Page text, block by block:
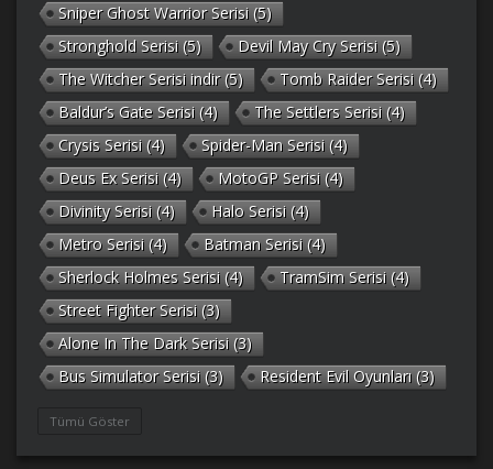
Sniper Ghost Warrior Serisi (5)
Stronghold Serisi (5) Devil May Cry Serisi (5)
The Witcher Serisi indir(5) Tomb Raider Serisi (4)
Baldur’s Gate Serisi (4) The Settlers Serisi (4)
Crysis Serisi (4) Spider-Man Serisi (4)
Deus Ex Serisi (4) MotoGP Serisi (4)
Divinity Serisi (4) Halo Serisi (4)
Metro Serisi (4) Batman Serisi (4)
Sherlock Holmes Serisi (4) TramSim Serisi (4)
Street Fighter Serisi (3)
Alone In The Dark Serisi (3)
Bus Simulator Serisi (3) Resident Evil Oyunları (3)
Tümü Göster